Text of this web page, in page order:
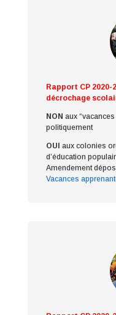
Rapport CP
décrochage
NON aux
politiquement
OUI aux colonies
d’éducation
Amendement
Vacances